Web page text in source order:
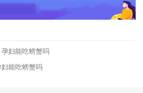
妇能吃螃蟹吗
能吃螃蟹吗